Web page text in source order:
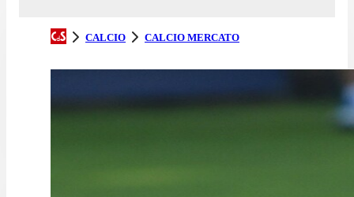
CALCIO CALCIO MERCATO